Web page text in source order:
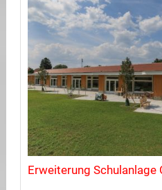
Erweiterung